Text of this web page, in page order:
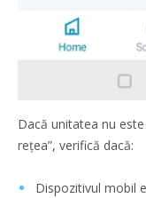
Dacă unitatea nu
rețea”, verifică dacă:
Dispozitivul mobil